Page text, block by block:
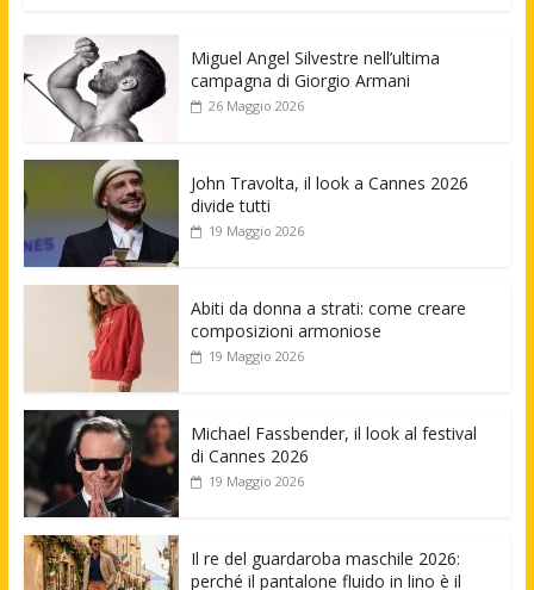
Miguel Angel Silvestre nell’ultima
campagna di Giorgio Armani
26 Maggio 2026
John Travolta, il look a Cannes 2026
divide tutti
19 Maggio 2026
Abiti da donna a strati: come creare
composizioni armoniose
19 Maggio 2026
Michael Fassbender, il look al festival
di Cannes 2026
19 Maggio 2026
Il re del guardaroba maschile 2026:
perché il pantalone fluido in lino è il